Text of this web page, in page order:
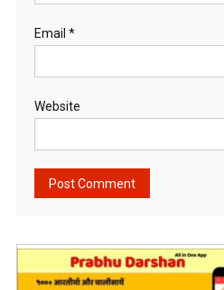
Email *
Website